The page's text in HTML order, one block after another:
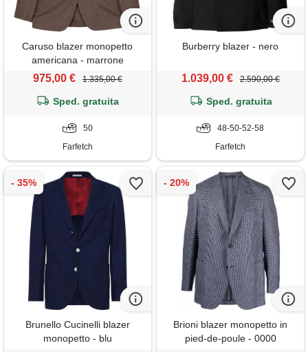
Caruso blazer monopetto
americana - marrone
975,00 € 1.335,00 €
Sped. gratuita
50
Farfetch
Burberry blazer - nero
1.039,00 € 2.590,00 €
Sped. gratuita
48-50-52-58
Farfetch
Brunello Cucinelli blazer
monopetto - blu
Brioni blazer monopetto in
pied-de-poule - 0000